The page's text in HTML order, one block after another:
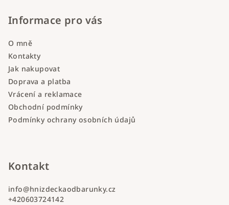
Informace pro vás
O mně
Kontakty
Jak nakupovat
Doprava a platba
Vrácení a reklamace
Obchodní podmínky
Podmínky ochrany osobních údajů
Kontakt
info@hnizdeckaodbarunky.cz
+420603724142